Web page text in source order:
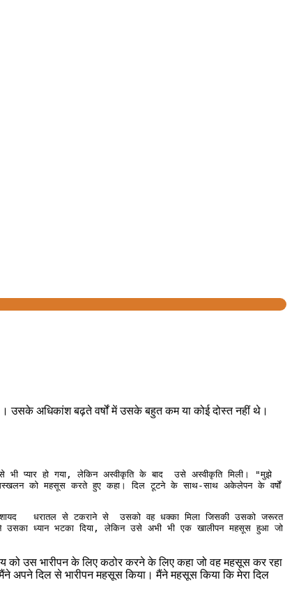
अधिकांश बढ़ते वर्षों में उसके बहुत कम या कोई दोस्त नहीं थे।
को महसूस करते हुए कहा। दिल टूटने के साथ-साथ अकेलेपन के वर्षों
धरातल से टकराने से  उसको वह धक्का मिला जिसकी उसको जरूरत
उसका ध्यान भटका दिया, लेकिन उसे अभी भी एक खालीपन महसूस हुआ जो
को उस भारीपन के लिए कठोर करने के लिए कहा जो वह महसूस कर रहा
अपने दिल से भारीपन महसूस किया। मैंने महसूस किया कि मेरा दिल